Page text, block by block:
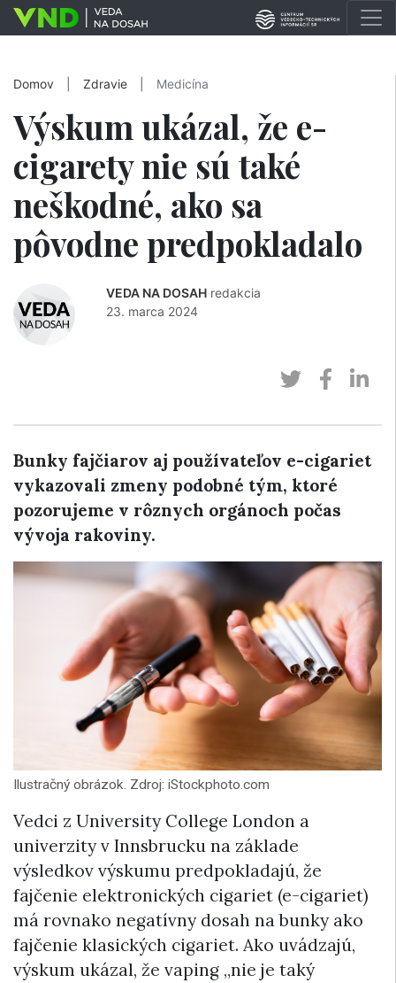
Domov Zdravie Medicína
Výskum ukázal, že e-
cigarety nie sú také
neškodné, ako sa
pôvodne predpokladalo
VEDA NA DOSAH redakcia
23. marca 2024
Bunky fajčiarov aj používateľov e-cigariet
vykazovali zmeny podobné tým, ktoré
pozorujeme v rôznych orgánoch počas
vývoja rakoviny.
Ilustračný obrázok. Zdroj: iStockphoto.com
Vedci z University College London a
univerzity v Innsbrucku na základe
výsledkov výskumu predpokladajú, že
fajčenie elektronických cigariet (e-cigariet)
má rovnako negatívny dosah na bunky ako
fajčenie klasických cigariet. Ako uvádzajú,
výskum ukázal, že vaping „nie je taký